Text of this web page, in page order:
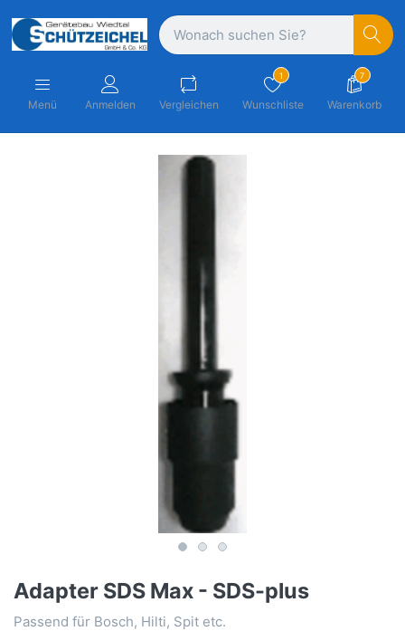
Menü Anmelden Vergleichen
1
Wunschliste
7
Warenkorb
Adapter SDS Max - SDS-plus
Passend für Bosch, Hilti, Spit etc.